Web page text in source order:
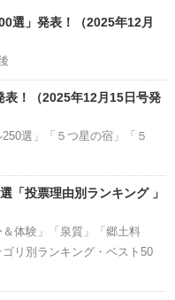
Channel
選」発表！（2025年12月
！（2025年12月15日号発
選」「５つ星の宿」「５
「投票理由別ランキング 」
＆体験」「泉質」「郷土料
リ別ランキング・ベスト50